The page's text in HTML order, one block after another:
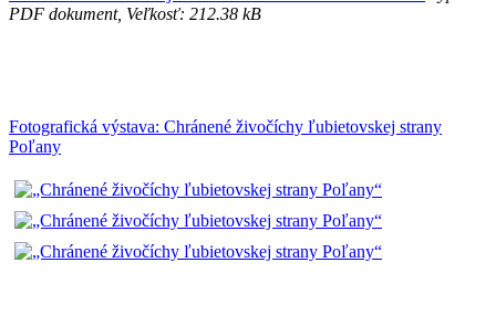
PDF dokument, Veľkosť: 212.38 kB
Fotografická výstava: Chránené živočíchy ľubietovskej strany
Poľany